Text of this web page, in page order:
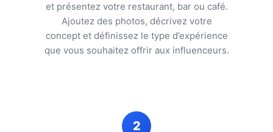
et présentez votre restaurant, bar ou café.
Ajoutez des photos, décrivez votre
concept et définissez le type d’expérience
que vous souhaitez offrir aux influenceurs.
2